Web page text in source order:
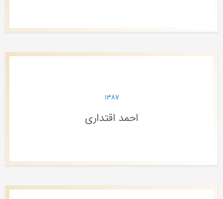
۱۳۸۷
احمد اقتداری